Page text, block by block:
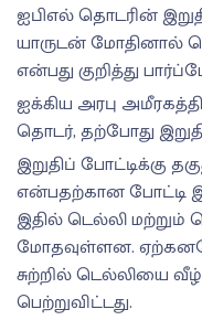
ஐபிஎல் தொடரின்
யாருடன் மோதினால்
என்பது குறித்து
ஐக்கிய அரபு
தொடர், தற்போது
இறுதிப் போட்டிக்கு
என்பதற்கான போட்டி
இதில் டெல்லி
மோதவுள்ளன.
சுற்றில் டெல்லியை
பெற்றுவிட்டது.